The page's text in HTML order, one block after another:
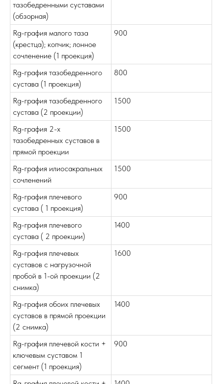
тазобедренными суставами
(обзорная)
Rg-графия малого таза
(крестца); копчик; лонное
сочленение (1 проекция)
900
Rg-графия тазобедренного
сустава (1 проекция)
800
Rg-графия тазобедренного
сустава (2 проекции)
1500
Rg-графия 2-х
тазобедренных суставов в
прямой проекции
1500
Rg-графия илиосакральных
сочленений
1500
Rg-графия плечевого
сустава ( 1 проекция)
900
Rg-графия плечевого
сустава ( 2 проекции)
1400
Rg-графия плечевых
суставов с нагрузочной
пробой в 1-ой проекции (2
снимка)
1600
Rg-графия обоих плечевых
суставов в прямой проекции
(2 снимка)
1400
Rg-графия плечевой кости +
ключевым суставом 1
сегмент (1 проекция)
900